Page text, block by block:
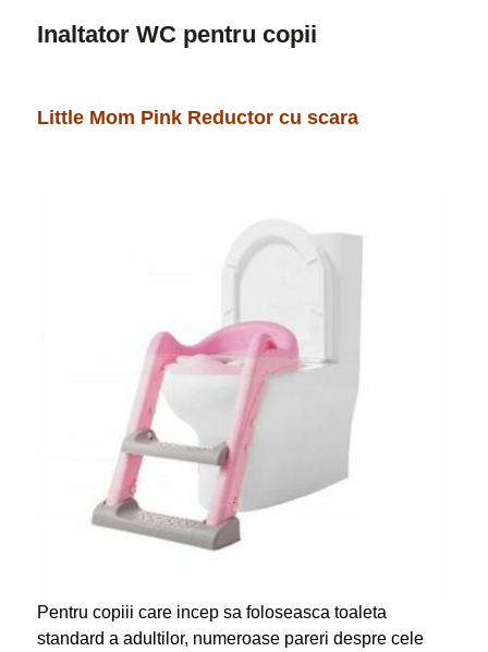
Inaltator WC pentru copii
Little Mom Pink Reductor cu scara
Pentru copiii care incep sa foloseasca toaleta
standard a adultilor, numeroase pareri despre cele